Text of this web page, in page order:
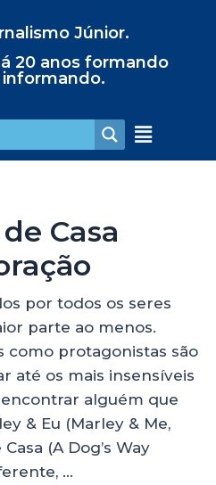
Júnior.
20 anos formando
informando.
Casa
por todos os seres
parte ao menos.
como protagonistas são
até os mais insensíveis
alguém que
& Eu (Marley & Me,
(A Dog’s Way
…